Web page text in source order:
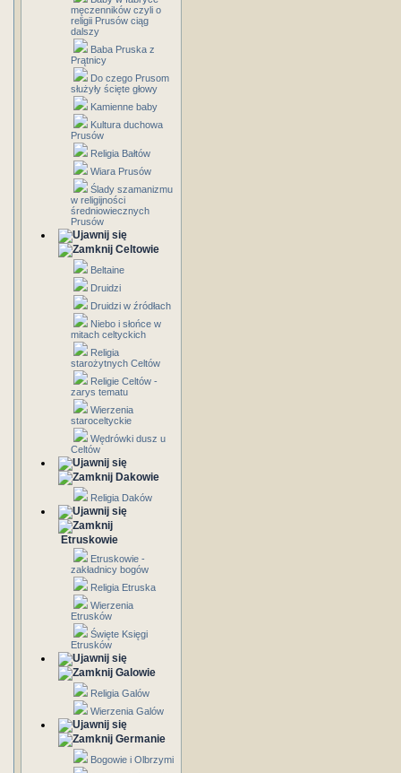
męczenników czyli o
religii Prusów ciąg
dalszy
Baba Pruska z
Prątnicy
Do czego Prusom
służyły ścięte głowy
Kamienne baby
Kultura duchowa
Prusów
Religia Bałtów
Wiara Prusów
Ślady szamanizmu
w religijności
średniowiecznych
Prusów
Celtowie
Beltaine
Druidzi
Druidzi w źródłach
Niebo i słońce w
mitach celtyckich
Religia
starożytnych Celtów
Religie Celtów -
zarys tematu
Wierzenia
staroceltyckie
Wędrówki dusz u
Celtów
Dakowie
Religia Daków
Etruskowie
Etruskowie -
zakładnicy bogów
Religia Etruska
Wierzenia
Etrusków
Święte Księgi
Etrusków
Galowie
Religia Galów
Wierzenia Galów
Germanie
Bogowie i Olbrzymi